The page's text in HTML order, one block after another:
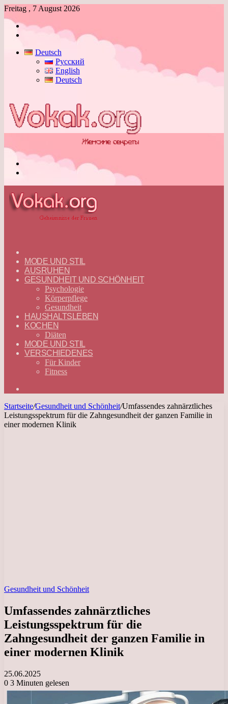
Freitag , 7 August 2026
Anmelden
Deutsch
Русский
English
Deutsch
—
DEUTSCH
MODE UND STIL
AUSRUHEN
GESUNDHEIT UND SCHÖNHEIT
Psychologie
Körperpflege
Gesundheit
HAUSHALTSLEBEN
KOCHEN
Diäten
MODE UND STIL
VERSCHIEDENES
Für Kinder
Fitness
Startseite/Gesundheit und Schönheit/Umfassendes zahnärztliches
Leistungsspektrum für die Zahngesundheit der ganzen Familie in
einer modernen Klinik
Gesundheit und Schönheit
Umfassendes zahnärztliches
Leistungsspektrum für die
Zahngesundheit der ganzen Familie in
einer modernen Klinik
25.06.2025
0 3 Minuten gelesen